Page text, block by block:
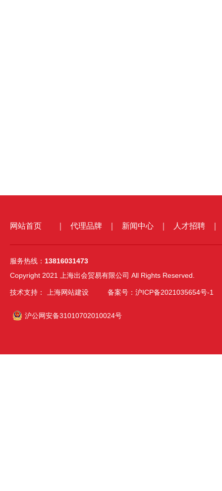
网站首页 代理品牌 新闻中心 人才招聘
服务热线： 13816031473
Copyright 2021 上海出会贸易有限公司 All Rights Reserved.
技术支持： 上海网站建设 备案号：沪ICP备2021035654号-1
沪公网安备31010702010024号